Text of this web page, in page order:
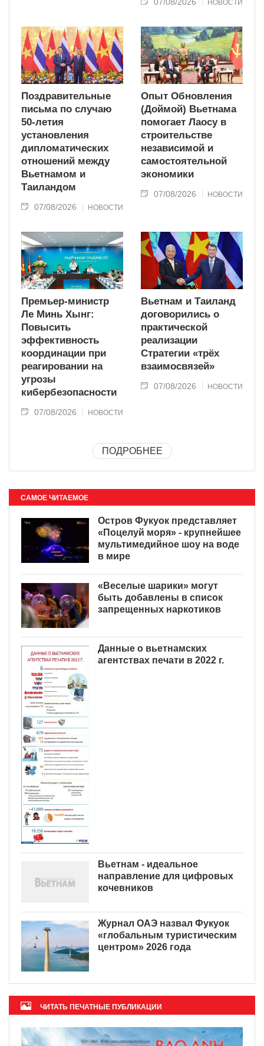
НОВОСТИ
Поздравительные
письма по случаю
50-летия
установления
дипломатических
отношений между
Вьетнамом и
Таиландом
07/08/2026 НОВОСТИ
Опыт Обновления
(Доймой) Вьетнама
помогает Лаосу в
строительстве
независимой и
самостоятельной
экономики
07/08/2026 НОВОСТИ
Премьер-министр
Ле Минь Хынг:
Повысить
эффективность
координации при
реагировании на
угрозы
кибербезопасности
07/08/2026 НОВОСТИ
Вьетнам и Таиланд
договорились о
практической
реализации
Стратегии «трёх
взаимосвязей»
07/08/2026 НОВОСТИ
ПОДРОБНЕЕ
САМОЕ ЧИТАЕМОЕ
Остров Фукуок представляет
«Поцелуй моря» - крупнейшее
мультимедийное шоу на воде
в мире
«Веселые шарики» могут
быть добавлены в список
запрещенных наркотиков
Данные о вьетнамских
агентствах печати в 2022 г.
Вьетнам - идеальное
направление для цифровых
кочевников
Журнал ОАЭ назвал Фукуок
«глобальным туристическим
центром» 2026 года
ЧИТАТЬ ПЕЧАТНЫЕ ПУБЛИКАЦИИ